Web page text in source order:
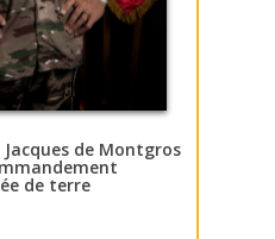
Jacques de Montgros
de terre